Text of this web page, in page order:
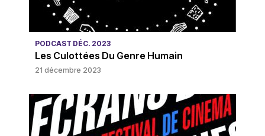
PODCAST DÉC. 2023
Les Culottées Du Genre Humain
21 décembre 2023